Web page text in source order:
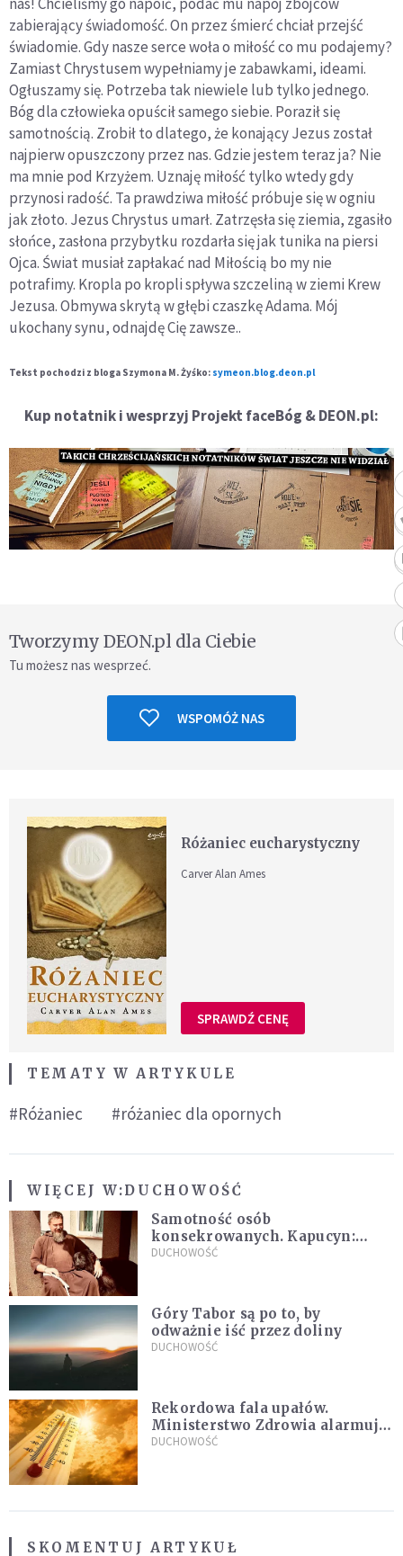
zabierający świadomość. On przez śmierć chciał przejść
świadomie. Gdy nasze serce woła o miłość co mu podajemy?
Zamiast Chrystusem wypełniamy je zabawkami, ideami.
Ogłuszamy się. Potrzeba tak niewiele lub tylko jednego.
Bóg dla człowieka opuścił samego siebie. Poraził się
samotnością. Zrobił to dlatego, że konający Jezus został
najpierw opuszczony przez nas. Gdzie jestem teraz ja? Nie
ma mnie pod Krzyżem. Uznaję miłość tylko wtedy gdy
przynosi radość. Ta prawdziwa miłość próbuje się w ogniu
jak złoto. Jezus Chrystus umarł. Zatrzęsła się ziemia, zgasiło
słońce, zasłona przybytku rozdarła się jak tunika na piersi
Ojca. Świat musiał zapłakać nad Miłością bo my nie
potrafimy. Kropla po kropli spływa szczeliną w ziemi Krew
Jezusa. Obmywa skrytą w głębi czaszkę Adama. Mój
ukochany synu, odnajdę Cię zawsze..
Tekst pochodzi z bloga Szymona M. Żyśko: symeon.blog.deon.pl
Kup notatnik i wesprzyj Projekt faceBóg & DEON.pl:
Tworzymy DEON.pl dla Ciebie
Tu możesz nas wesprzeć.
WSPOMÓŻ NAS
Różaniec eucharystyczny
Carver Alan Ames
SPRAWDŹ CENĘ
TEMATY W ARTYKULE
#Różaniec #różaniec dla opornych
WIĘCEJ W:DUCHOWOŚĆ
Samotność osób
konsekrowanych. Kapucyn:
Życie w pojedynkę rzadko jest
DUCHOWOŚĆ
Góry Tabor są po to, by
odważnie iść przez doliny
DUCHOWOŚĆ
Rekordowa fala upałów.
Ministerstwo Zdrowia alarmuje
po doświadczeniach z czerwca
DUCHOWOŚĆ
SKOMENTUJ ARTYKUŁ